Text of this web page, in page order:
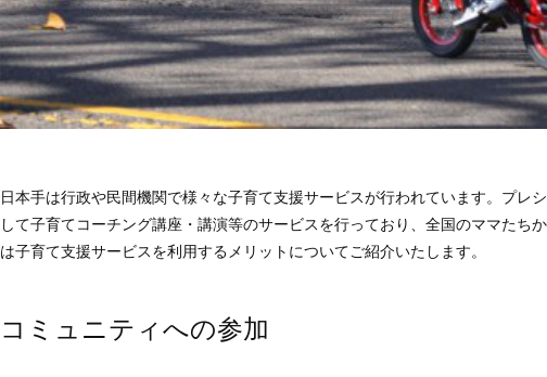
日本手は行政や民間機関で様々な子育て支援サービスが行われています。プレ
して子育てコーチング講座・講演等のサービスを行っており、全国のママたち
は子育て支援サービスを利用するメリットについてご紹介いたします。
コミュニティへの参加